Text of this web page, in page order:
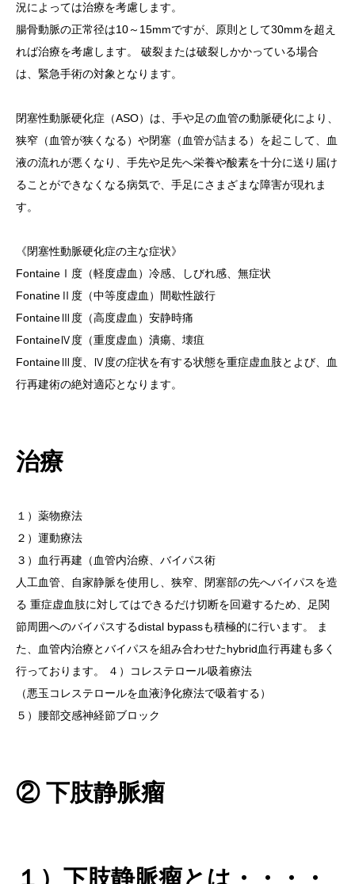
況によっては治療を考慮します。
腸骨動脈の正常径は10～15mmですが、原則として30mmを超え
れば治療を考慮します。 破裂または破裂しかかっている場合
は、緊急手術の対象となります。
閉塞性動脈硬化症（ASO）は、手や足の血管の動脈硬化により、
狭窄（血管が狭くなる）や閉塞（血管が詰まる）を起こして、血
液の流れが悪くなり、手先や足先へ栄養や酸素を十分に送り届け
ることができなくなる病気で、手足にさまざまな障害が現れま
す。
《閉塞性動脈硬化症の主な症状》
FontaineⅠ度（軽度虚血）冷感、しびれ感、無症状
FonatineⅡ度（中等度虚血）間歇性跛行
FontaineⅢ度（高度虚血）安静時痛
FontaineⅣ度（重度虚血）潰瘍、壊疽
FontaineⅢ度、Ⅳ度の症状を有する状態を重症虚血肢とよび、血
行再建術の絶対適応となります。
治療
１）薬物療法
２）運動療法
３）血行再建（血管内治療、バイパス術
人工血管、自家静脈を使用し、狭窄、閉塞部の先へバイパスを造
る 重症虚血肢に対してはできるだけ切断を回避するため、足関
節周囲へのバイパスするdistal bypassも積極的に行います。 ま
た、血管内治療とバイパスを組み合わせたhybrid血行再建も多く
行っております。 ４）コレステロール吸着療法
（悪玉コレステロールを血液浄化療法で吸着する）
５）腰部交感神経節ブロック
② 下肢静脈瘤
１）下肢静脈瘤とは・・・・